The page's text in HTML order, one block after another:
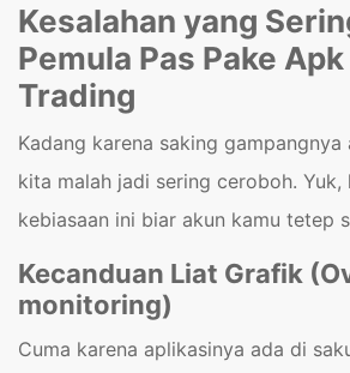
Kesalahan yang
Pemula Pas Pake
Trading
Kadang karena saking gampangnya
kita malah jadi sering ceroboh. Yuk,
kebiasaan ini biar akun kamu tetep
Kecanduan Liat Grafik
monitoring)
Cuma karena aplikasinya ada di